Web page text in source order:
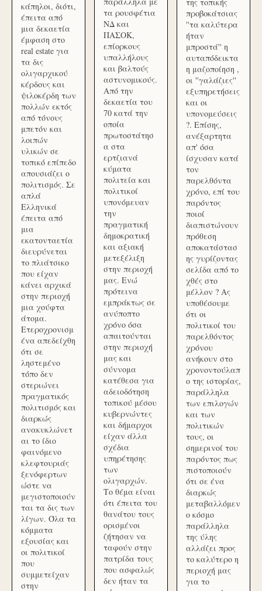
κάπηλοι, διότι,
έπειτα από
μια δεκαετία
έμφαση στο
real estate για
τα δις
ολιγαρχικού
κέρδους και
ψιλοκέρδη των
πολλών εκτός
από τόνους
μπετόν και
λοιπών
υλικών σε
τοπικό επίπεδο
απουσιάζει ο
πολιτισμός. Σε
απλά
Ελληνικά
έπειτα από
μια
εκατονταετία
διευρύνεται
το πλιάτσικο
που είχαν
κάνει αρχικά
στην περιοχή
μια χούφτα
άτομα.
Ετεροχρονισμ
ένα απεδείχθη
ότι σε
ληστεμένο
τόπο δεν
στεριώνει
πραγματικός
πολιτισμός και
διαρκώς
ανακυκλώνετ
αι το ίδιο
φαινόμενο
κλεφτουριάς
ξενόφερτων
ώστε να
μεγιστοποιούν
ται τα δις των
λίγων. Όλα τα
κόμματα
εξουσίας και
οι πολιτικοί
που
συμμετείχαν
στην
τα ρουσφέτια
ΝΔ και
ΠΑΣΟΚ,
επίορκους
υπαλλήλους
και βαλτούς
αστυνομικούς.
Από την
δεκαετία του
70 κατά την
οποία
πρωτοστάτησ
α στα
ερτζιανά
κύματα
πολιτεία και
πολιτικοί
υπονόμευαν
την
πραγματική
δημοκρατική
και αξιακή
μετεξέλιξη
στην περιοχή
μας. Ενώ
πρότεινα
εμπράκτως σε
ανύποπτο
χρόνο όσα
απαιτούνται
στην περιοχή
μας και
σύννομα
κατέθεσα για
αδειοδότηση
τοπικού μέσου
κυβερνώντες
και δήμαρχοι
είχαν άλλα
σχέδια
υπηρέτησης
των
ολιγαρχών.
Το θέμα είναι
ότι έπειτα του
θανάτου τους
ορισμένοι
ζήτησαν να
ταφούν στην
πατρίδα τους
που ασφαλώς
δεν ήταν τα
προβοκάτσιας
''τα καλύτερα
ήταν
μπροστά'' η
αυταπόδεικτα
η μαζοποίηση ,
οι ''γαλάζιες''
εξυπηρετήσεις
και οι
υπονομεύσεις
?. Επίσης,
ανέξαρτητα
απ' όσα
ίσχυσαν κατά
τον
παρελθόντα
χρόνο, επί του
παρόντος
ποιοί
διαπιστώνουν
πρόθεση
αποκατάστασ
ης γυρίζοντας
σελίδα από το
χθές στο
μέλλον ? Ας
υποθέσουμε
ότι οι
πολιτικοί του
παρελθόντος
χρόνου
ανήκουν στο
χρονοντούλαπ
ο της ιστορίας,
παράλληλα
των επιλογών
και των
πολιτικών
τους, οι
σημερινοί του
παρόντος πως
πιστοποιούν
ότι σε ένα
διαρκώς
μεταβαλλόμεν
ο κόσμο
παράλληλα
της ύλης
αλλάζει προς
το καλύτερο η
περιοχή μας
για το